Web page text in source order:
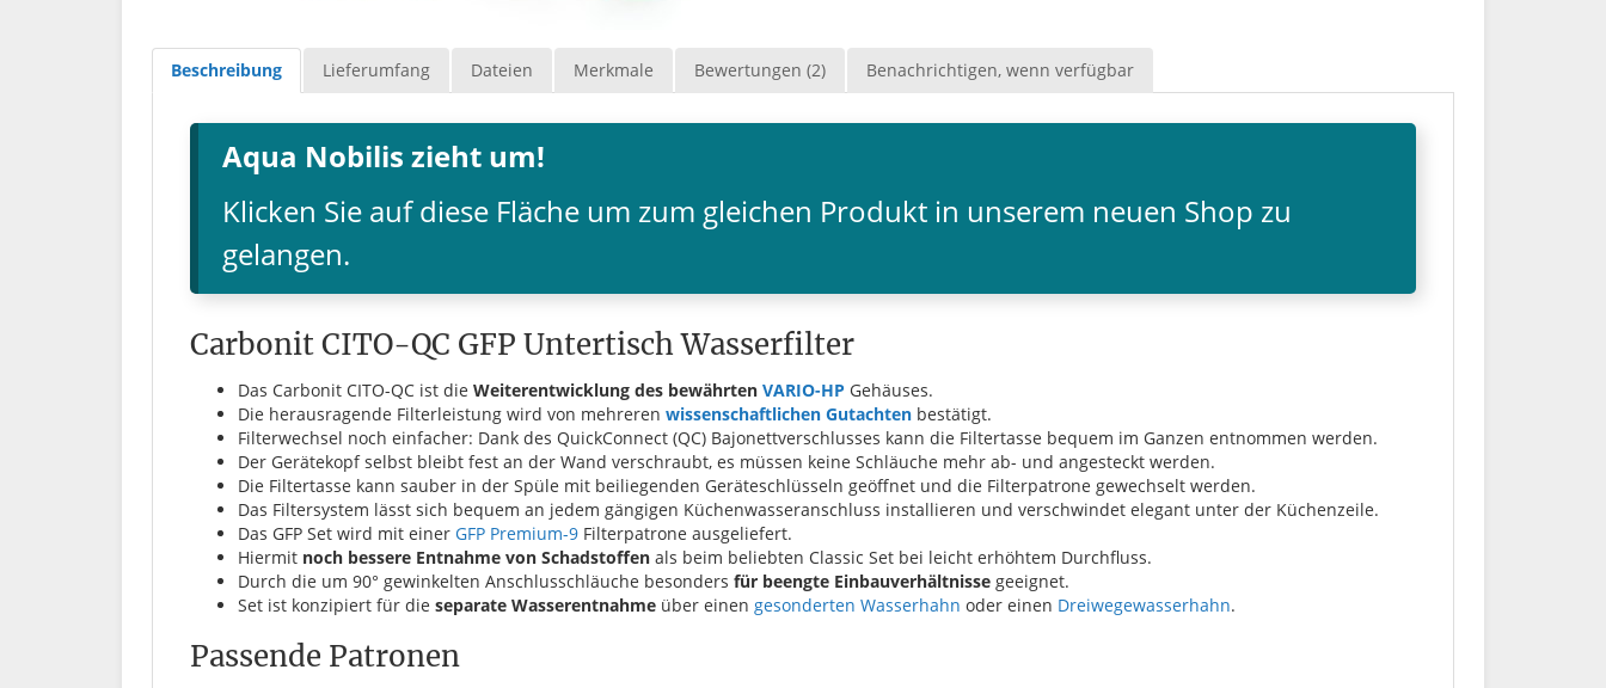
Beschreibung Lieferumfang Dateien Merkmale Bewertungen (2) Benachrichtigen, wenn verfügbar
Aqua Nobilis zieht um!
Klicken Sie auf diese Fläche um zum gleichen Produkt in unserem neuen Shop zu
gelangen.
Carbonit CITO-QC GFP Untertisch Wasserfilter
Das Carbonit CITO-QC ist die Weiterentwicklung des bewährten VARIO-HP Gehäuses.
Die herausragende Filterleistung wird von mehreren wissenschaftlichen Gutachten bestätigt.
Filterwechsel noch einfacher: Dank des QuickConnect (QC) Bajonettverschlusses kann die Filtertasse bequem im Ganzen entnommen werden.
Der Gerätekopf selbst bleibt fest an der Wand verschraubt, es müssen keine Schläuche mehr ab- und angesteckt werden.
Die Filtertasse kann sauber in der Spüle mit beiliegenden Geräteschlüsseln geöffnet und die Filterpatrone gewechselt werden.
Das Filtersystem lässt sich bequem an jedem gängigen Küchenwasseranschluss installieren und verschwindet elegant unter der Küchenzeile.
Das GFP Set wird mit einer GFP Premium-9 Filterpatrone ausgeliefert.
Hiermit noch bessere Entnahme von Schadstoffen als beim beliebten Classic Set bei leicht erhöhtem Durchfluss.
Durch die um 90° gewinkelten Anschlusschläuche besonders für beengte Einbauverhältnisse geeignet.
Set ist konzipiert für die separate Wasserentnahme über einen gesonderten Wasserhahn oder einen Dreiwegewasserhahn.
Passende Patronen